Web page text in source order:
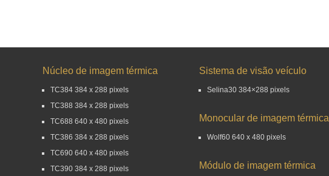
Núcleo de imagem térmica
TC384 384 x 288 pixels
TC388 384 x 288 pixels
TC688 640 x 480 pixels
TC386 384 x 288 pixels
TC690 640 x 480 pixels
TC390 384 x 288 pixels
Sistema de visão veículo
Selina30 384×288 pixels
Monocular de imagem térmica
Wolf60 640 x 480 pixels
Módulo de imagem térmica